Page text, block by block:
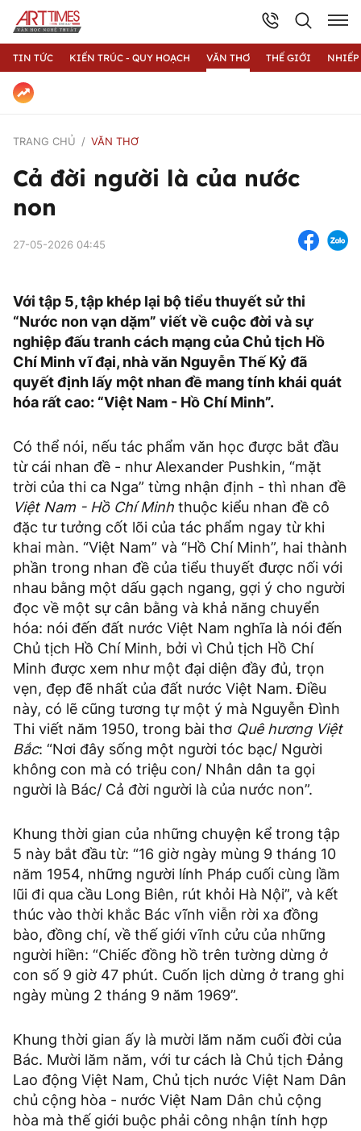
TIN TỨC KIẾN TRÚC - QUY HOẠCH VĂN THƠ THẾ GIỚI
TRANG CHỦ VĂN THƠ
Cả đời người là của nước
non
27-05-2026 04:45
Với tập 5, tập khép lại bộ tiểu thuyết sử thi
“Nước non vạn dặm” viết về cuộc đời và sự
nghiệp đấu tranh cách mạng của Chủ tịch Hồ
Chí Minh vĩ đại, nhà văn Nguyễn Thế Kỷ đã
quyết định lấy một nhan đề mang tính khái quát
hóa rất cao: “Việt Nam - Hồ Chí Minh”.
Có thể nói, nếu tác phẩm văn học được bắt đầu
từ cái nhan đề - như Alexander Pushkin, “mặt
trời của thi ca Nga” từng nhận định - thì nhan đề
Việt Nam - Hồ Chí Minh thuộc kiểu nhan đề cô
đặc tư tưởng cốt lõi của tác phẩm ngay từ khi
khai màn. “Việt Nam” và “Hồ Chí Minh”, hai thành
phần trong nhan đề của tiểu thuyết được nối với
nhau bằng một dấu gạch ngang, gợi ý cho người
đọc về một sự cân bằng và khả năng chuyển
hóa: nói đến đất nước Việt Nam nghĩa là nói đến
Chủ tịch Hồ Chí Minh, bởi vì Chủ tịch Hồ Chí
Minh được xem như một đại diện đầy đủ, trọn
vẹn, đẹp đẽ nhất của đất nước Việt Nam. Điều
này, có lẽ cũng tương tự một ý mà Nguyễn Đình
Thi viết năm 1950, trong bài thơ Quê hương Việt
Bắc: “Nơi đây sống một người tóc bạc/ Người
không con mà có triệu con/ Nhân dân ta gọi
người là Bác/ Cả đời người là của nước non”.
Khung thời gian của những chuyện kể trong tập
5 này bắt đầu từ: “16 giờ ngày mùng 9 tháng 10
năm 1954, những người lính Pháp cuối cùng lầm
lũi đi qua cầu Long Biên, rút khỏi Hà Nội”, và kết
thúc vào thời khắc Bác vĩnh viễn rời xa đồng
bào, đồng chí, về thế giới vĩnh cửu của những
người hiền: “Chiếc đồng hồ trên tường dừng ở
con số 9 giờ 47 phút. Cuốn lịch dừng ở trang ghi
ngày mùng 2 tháng 9 năm 1969”.
Khung thời gian ấy là mười lăm năm cuối đời của
Bác. Mười lăm năm, với tư cách là Chủ tịch Đảng
Lao động Việt Nam, Chủ tịch nước Việt Nam Dân
chủ cộng hòa - nước Việt Nam Dân chủ cộng
hòa mà thế giới buộc phải công nhận tính hợp